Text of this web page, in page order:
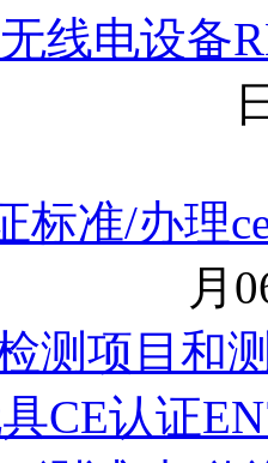
线电设备
标准/办理
月
测项目和
CE认证